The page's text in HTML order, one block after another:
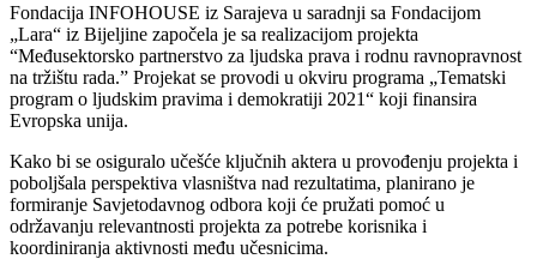
Fondacija INFOHOUSE iz Sarajeva u saradnji sa Fondacijom
„Lara“ iz Bijeljine započela je sa realizacijom projekta
“Međusektorsko partnerstvo za ljudska prava i rodnu ravnopravnost
na tržištu rada.” Projekat se provodi u okviru programa „Tematski
program o ljudskim pravima i demokratiji 2021“ koji finansira
Evropska unija.
Kako bi se osiguralo učešće ključnih aktera u provođenju projekta i
poboljšala perspektiva vlasništva nad rezultatima, planirano je
formiranje Savjetodavnog odbora koji će pružati pomoć u
održavanju relevantnosti projekta za potrebe korisnika i
koordiniranja aktivnosti među učesnicima.